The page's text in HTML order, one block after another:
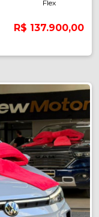
Flex
R$ 137.900,00